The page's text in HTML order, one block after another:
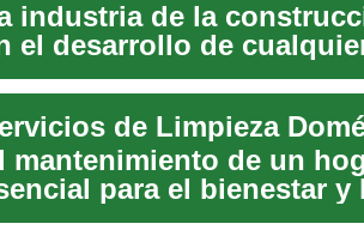
industria de la
el desarrollo de
...
mantenimiento de un
para el bienestar
Sin emb...